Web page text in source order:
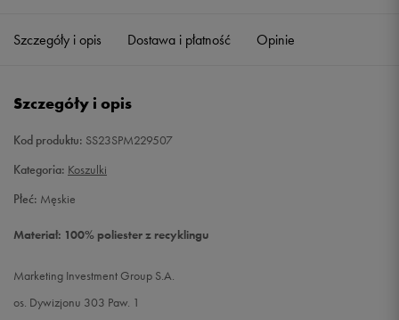
M Powiadom o dostępności
XXL Powiadom o dostępności
Szczegóły i opis Dostawa i płatność Opinie
Szczegóły i opis
Kod produktu: SS23SPM229507
Kategoria: Koszulki
Płeć: Męskie
Materiał: 100% poliester z recyklingu
Marketing Investment Group S.A.
os. Dywizjonu 303 Paw. 1